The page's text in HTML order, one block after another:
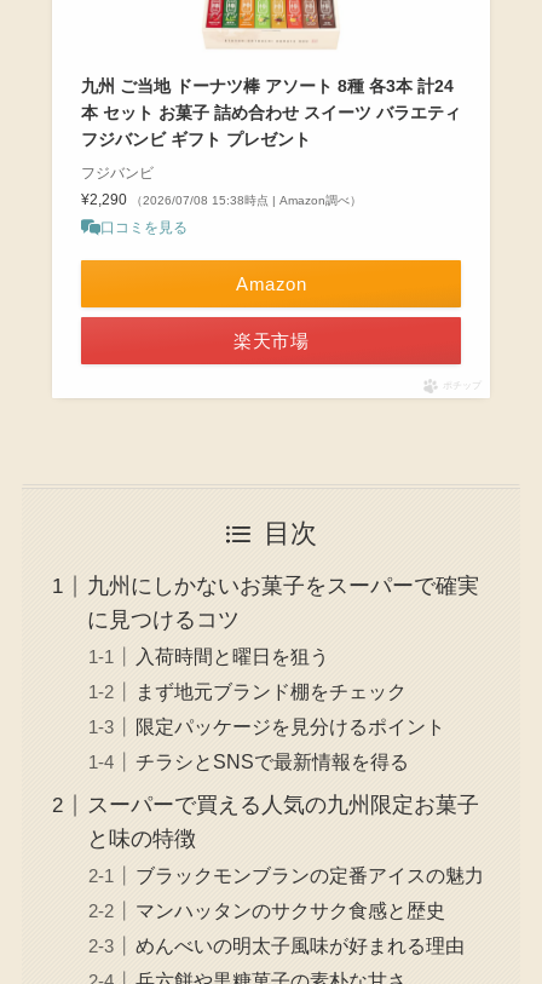
九州 ご当地 ドーナツ棒 アソート 8種 各3本 計24
本 セット お菓子 詰め合わせ スイーツ バラエティ
フジバンビ ギフト プレゼント
フジバンビ
¥2,290
（2026/07/08 15:38時点 | Amazon調べ）
口コミを見る
Amazon
楽天市場
ポチップ
目次
九州にしかないお菓子をスーパーで確実
に見つけるコツ
入荷時間と曜日を狙う
まず地元ブランド棚をチェック
限定パッケージを見分けるポイント
チラシとSNSで最新情報を得る
スーパーで買える人気の九州限定お菓子
と味の特徴
ブラックモンブランの定番アイスの魅力
マンハッタンのサクサク食感と歴史
めんべいの明太子風味が好まれる理由